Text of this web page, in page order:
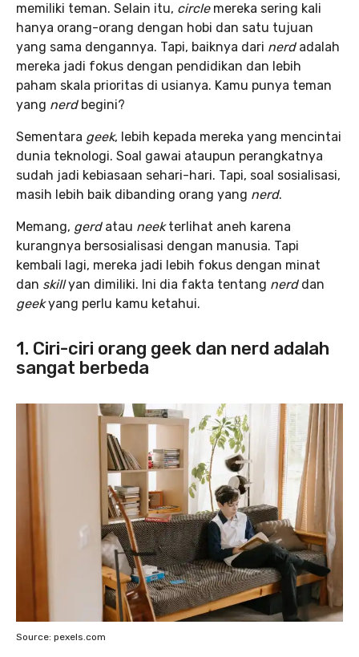
memiliki teman. Selain itu, circle mereka sering kali
hanya orang-orang dengan hobi dan satu tujuan
yang sama dengannya. Tapi, baiknya dari nerdadalah
mereka jadi fokus dengan pendidikan dan lebih
paham skala prioritas di usianya. Kamu punya teman
yang nerdbegini?
Sementara geek, lebih kepada mereka yang mencintai
dunia teknologi. Soal gawai ataupun perangkatnya
sudah jadi kebiasaan sehari-hari. Tapi, soal sosialisasi,
masih lebih baik dibanding orang yang nerd.
Memang, gerdatau neekterlihat aneh karena
kurangnya bersosialisasi dengan manusia. Tapi
kembali lagi, mereka jadi lebih fokus dengan minat
dan skillyan dimiliki. Ini dia fakta tentang nerd dan
geekyang perlu kamu ketahui.
1. Ciri-ciri orang geek dan nerd adalah
sangat berbeda
Source: pexels.com